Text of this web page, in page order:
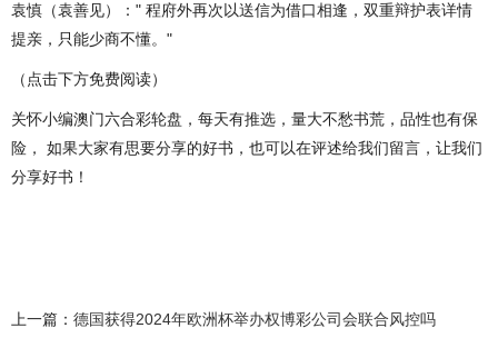
袁慎（袁善见）：" 程府外再次以送信为借口相逢，双重辩护表详情
提亲，只能少商不懂。"
（点击下方免费阅读）
关怀小编澳门六合彩轮盘，每天有推选，量大不愁书荒，品性也有保
险， 如果大家有思要分享的好书，也可以在评述给我们留言，让我们
分享好书！
上一篇： 德国获得2024年欧洲杯举办权博彩公司会联合风控吗